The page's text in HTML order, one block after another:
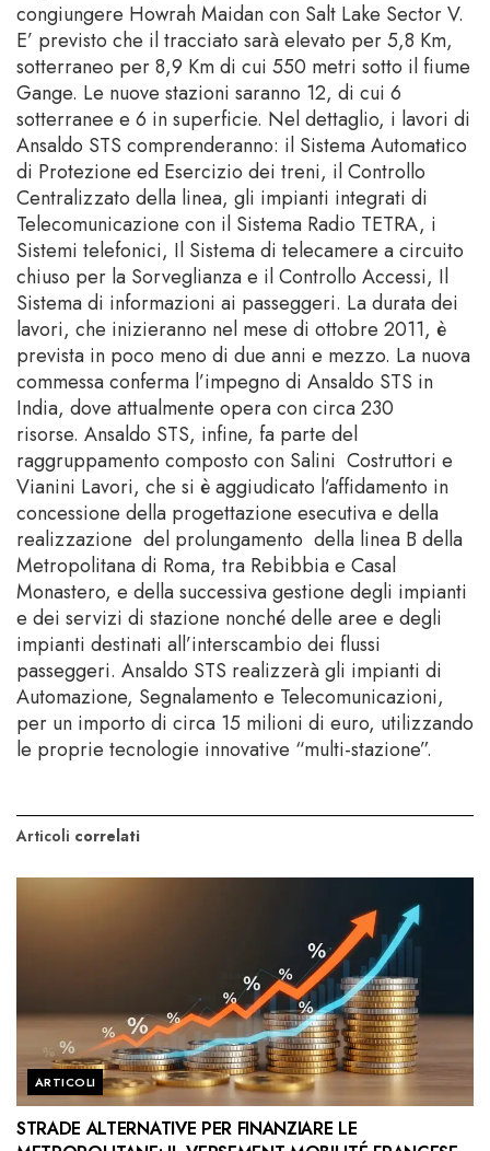
congiungere Howrah Maidan con Salt Lake Sector V.
E’ previsto che il tracciato sarà elevato per 5,8 Km,
sotterraneo per 8,9 Km di cui 550 metri sotto il fiume
Gange. Le nuove stazioni saranno 12, di cui 6
sotterranee e 6 in superficie. Nel dettaglio, i lavori di
Ansaldo STS comprenderanno: il Sistema Automatico
di Protezione ed Esercizio dei treni, il Controllo
Centralizzato della linea, gli impianti integrati di
Telecomunicazione con il Sistema Radio TETRA, i
Sistemi telefonici, Il Sistema di telecamere a circuito
chiuso per la Sorveglianza e il Controllo Accessi, Il
Sistema di informazioni ai passeggeri. La durata dei
lavori, che inizieranno nel mese di ottobre 2011, è
prevista in poco meno di due anni e mezzo. La nuova
commessa conferma l’impegno di Ansaldo STS in
India, dove attualmente opera con circa 230
risorse. Ansaldo STS, infine, fa parte del
raggruppamento composto con Salini Costruttori e
Vianini Lavori, che si è aggiudicato l’affidamento in
concessione della progettazione esecutiva e della
realizzazione del prolungamento della linea B della
Metropolitana di Roma, tra Rebibbia e Casal
Monastero, e della successiva gestione degli impianti
e dei servizi di stazione nonché delle aree e degli
impianti destinati all’interscambio dei flussi
passeggeri. Ansaldo STS realizzerà gli impianti di
Automazione, Segnalamento e Telecomunicazioni,
per un importo di circa 15 milioni di euro, utilizzando
le proprie tecnologie innovative “multi-stazione”.
Articoli correlati
ARTICOLI
STRADE ALTERNATIVE PER FINANZIARE LE